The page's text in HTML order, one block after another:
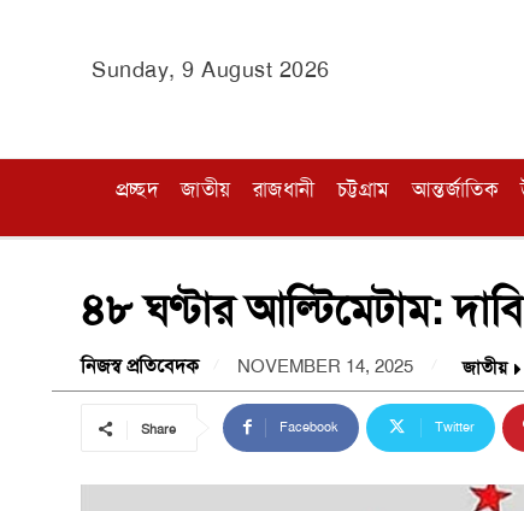
Sunday, 9 August 2026
প্রচ্ছদ জাতীয় রাজধানী চট্টগ্রাম আন্তর্জাতিক
৪৮ ঘণ্টার আল্টিমেটাম:
নিজস্ব প্রতিবেদক NOVEMBER 14, 2025 জাতীয়
Share Facebook Twitter